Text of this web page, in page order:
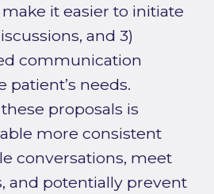
it easier to initiate
and 3)
communication
patient’s needs.
proposals is
more consistent
conversations, meet
and potentially prevent